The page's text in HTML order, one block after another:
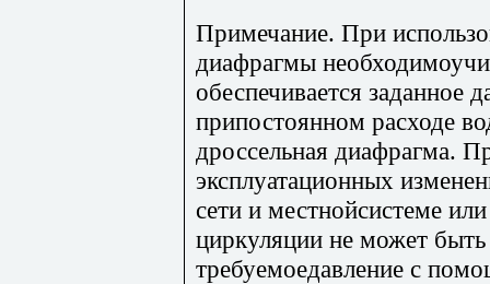
Примечание. При
диафрагмы
обеспечивается заданное
припостоянном расходе
дроссельная диафрагма.
эксплуатационных
сети и местнойсистеме
циркуляции не может быть
требуемоедавление с